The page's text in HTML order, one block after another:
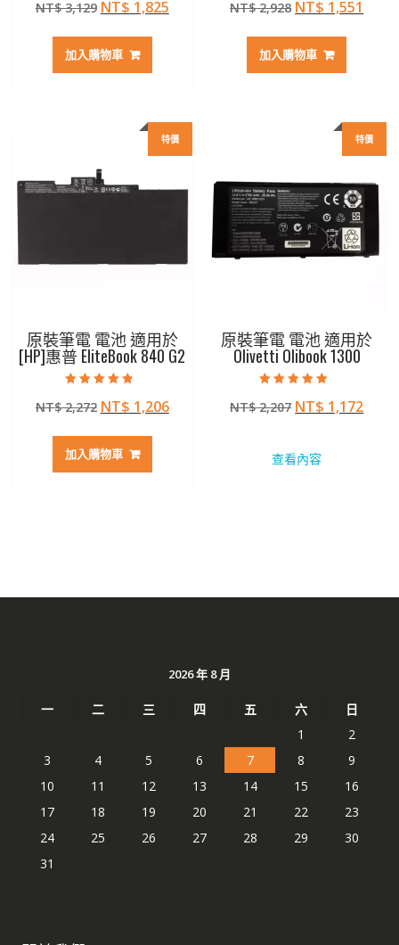
4.50
滿分 5
NT$3,129 原
價
格：
NT$ 1,825目
加入購物車
5.00
滿分 5
NT$2,928 原
價
格：
NT$ 1,551
加入購物車
特價
原裝筆電 電池 適用於
[HP]惠普 EliteBook 840 G2
4.50
滿分 5
NT$2,272 原
價
格：
NT$ 1,206目
加入購物車
特價
原裝筆電 電池 適用於
Olivetti Olibook 1300
4.50
滿分 5
NT$2,207 原
格：
NT$ 1,172目
查看內容
2026 年 8 月
一 二 三 四 五 六
日
1
2
3
4 5 6 7 8
9
10
11 12 13 14 15
16
17
18 19 20 21 22
23
24
25 26 27 28 29
30
31